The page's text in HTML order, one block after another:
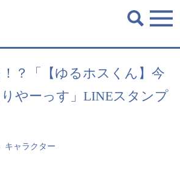
？「【ゆるホスくん】今
やーっす」LINEスタンプ
キャラクター